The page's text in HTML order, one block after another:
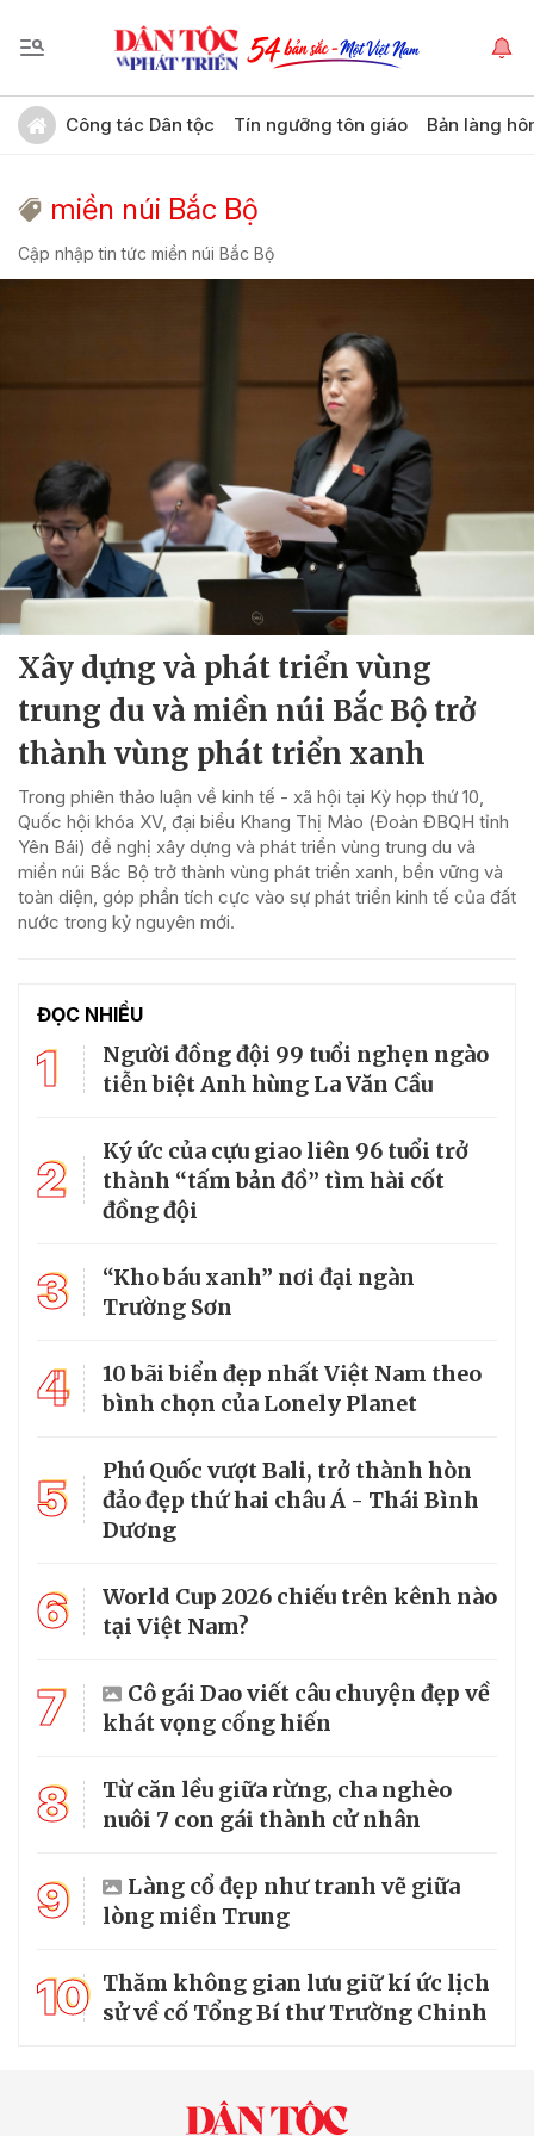
Công tác Dân tộc Tín ngưỡng tôn giáo Bản làng
miền núi Bắc Bộ
Cập nhập tin tức miền núi Bắc Bộ
Xây dựng và phát triển vùng
trung du và miền núi Bắc Bộ trở
thành vùng phát triển xanh
Trong phiên thảo luận về kinh tế - xã hội tại Kỳ họp thứ 10,
Quốc hội khóa XV, đại biểu Khang Thị Mào (Đoàn ĐBQH tỉnh
Yên Bái) đề nghị xây dựng và phát triển vùng trung du và
miền núi Bắc Bộ trở thành vùng phát triển xanh, bền vững và
toàn diện, góp phần tích cực vào sự phát triển kinh tế của đất
nước trong kỷ nguyên mới.
ĐỌC NHIỀU
1
Người đồng đội 99 tuổi nghẹn ngào
tiễn biệt Anh hùng La Văn Cầu
2
Ký ức của cựu giao liên 96 tuổi trở
thành “tấm bản đồ” tìm hài cốt
đồng đội
3
“Kho báu xanh” nơi đại ngàn
Trường Sơn
4
10 bãi biển đẹp nhất Việt Nam theo
bình chọn của Lonely Planet
5
Phú Quốc vượt Bali, trở thành hòn
đảo đẹp thứ hai châu Á - Thái Bình
Dương
6
World Cup 2026 chiếu trên kênh nào
tại Việt Nam?
7
Cô gái Dao viết câu chuyện đẹp về
khát vọng cống hiến
8
Từ căn lều giữa rừng, cha nghèo
nuôi 7 con gái thành cử nhân
9
Làng cổ đẹp như tranh vẽ giữa
lòng miền Trung
10 Thăm không gian lưu giữ kí ức lịch
sử về cố Tổng Bí thư Trường Chinh